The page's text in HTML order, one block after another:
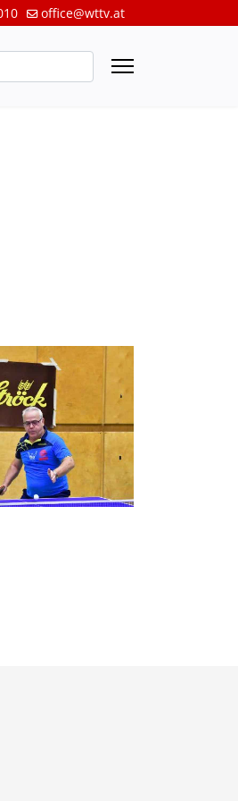
office@wttv.at